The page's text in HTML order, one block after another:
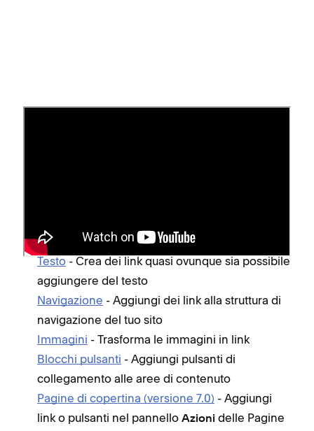
link, consulta la guida corrispondente:
Testo - Crea dei link quasi ovunque sia possibile
aggiungere del testo
Navigazione - Aggiungi dei link alla struttura di
navigazione del tuo sito
Immagini - Trasforma le immagini in link
Blocchi pulsanti - Aggiungi pulsanti di
collegamento alle aree di contenuto
Pagine di copertina (versione 7.0) - Aggiungi
link o pulsanti nel pannello Azioni delle Pagine